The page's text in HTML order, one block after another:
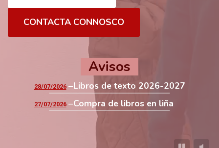
CONTACTA CONNOSCO
Avisos
28/07/2026 Libros de texto 2026-2027
27/07/2026 Compra de libros en liña